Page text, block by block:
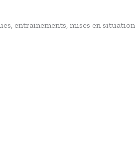
entrainements, mises en situation